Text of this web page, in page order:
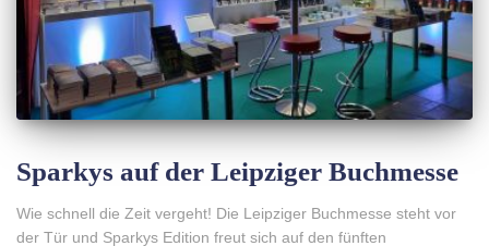
Sparkys auf der Leipziger Buchmesse
Wie schnell die Zeit vergeht! Die Leipziger Buchmesse steht vor
der Tür und Sparkys Edition freut sich auf den fünften